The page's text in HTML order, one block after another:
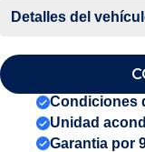
Detalles del
Condiciones
Unidad
Garantia por